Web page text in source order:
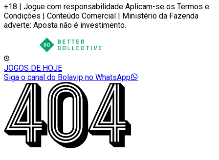
+18 | Jogue com responsabilidade Aplicam-se os Termos e
Condições | Conteúdo Comercial | Ministério da Fazenda
adverte: Aposta não é investimento.
JOGOS DE HOJE
Siga o canal do Bolavip no WhatsApp